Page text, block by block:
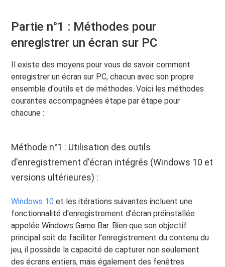
Partie n°1 : Méthodes pour
enregistrer un écran sur PC
Il existe des moyens pour vous de savoir comment
enregistrer un écran sur PC, chacun avec son propre
ensemble d'outils et de méthodes. Voici les méthodes
courantes accompagnées étape par étape pour
chacune :
Méthode n°1 : Utilisation des outils
d'enregistrement d'écran intégrés (Windows 10 et
versions ultérieures) :
Windows 10 et les itérations suivantes incluent une
fonctionnalité d'enregistrement d'écran préinstallée
appelée Windows Game Bar. Bien que son objectif
principal soit de faciliter l'enregistrement du contenu du
jeu, il possède la capacité de capturer non seulement
des écrans entiers, mais également des fenêtres